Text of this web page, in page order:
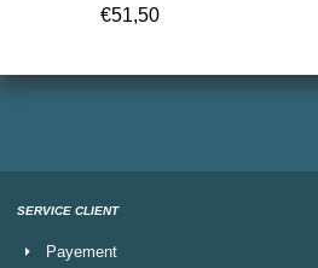
€51,50
SERVICE CLIENT
Payement